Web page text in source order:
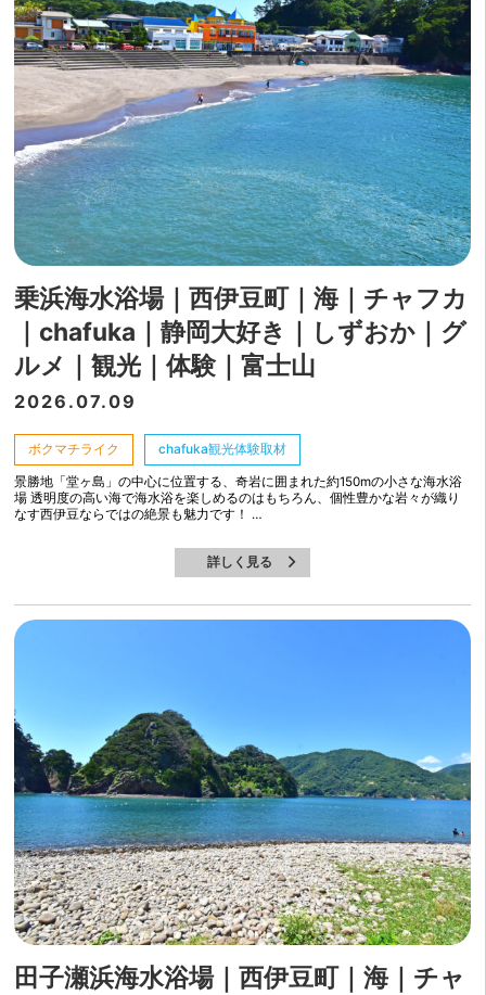
乗浜海水浴場｜西伊豆町｜海｜チャフカ
｜chafuka｜静岡大好き｜しずおか｜グ
ルメ｜観光｜体験｜富士山
2026.07.09
ボクマチライク chafuka観光体験取材
景勝地「堂ヶ島」の中心に位置する、奇岩に囲まれた約150mの小さな海水浴
場 透明度の高い海で海水浴を楽しめるのはもちろん、個性豊かな岩々が織り
なす西伊豆ならではの絶景も魅力です！ …
詳しく見る
田子瀬浜海水浴場｜西伊豆町｜海｜チャ